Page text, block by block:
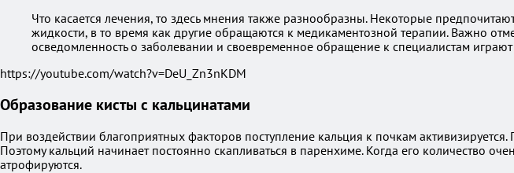
Что касается лечения, то здесь мнения также разнообразны. Некоторые
жидкости, в то время как другие обращаются к медикаментозной терапии. Важно
осведомленность о заболевании и своевременное обращение к специалистам
https://youtube.com/watch?v=DeU_Zn3nKDM
Образование кисты с кальцинатами
При воздействии благоприятных факторов поступление кальция к почкам
Поэтому кальций начинает постоянно скапливаться в паренхиме. Когда его количество
атрофируются.